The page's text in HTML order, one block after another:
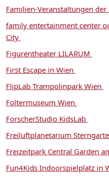
Familien-Veranstaltungen
family entertainment center
City
Figurentheater LILARUM
First Escape in Wien
FlipLab Trampolinpark Wien
Foltermuseum Wien
ForscherStudio KidsLab
Freiluftplanetarium
Freizeitpark Central Garden
Fun4Kids Indoorspielplatz in